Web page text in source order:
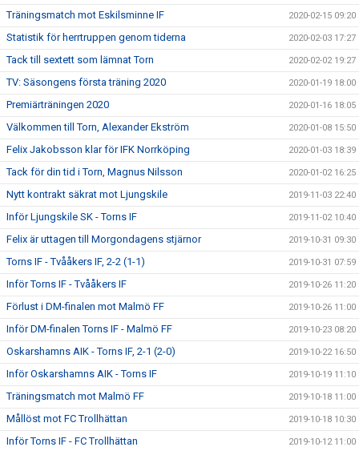
Träningsmatch mot Eskilsminne IF 2020-02-15 09:20
Statistik för herrtruppen genom tiderna 2020-02-03 17:27
Tack till sextett som lämnat Torn 2020-02-02 19:27
TV: Säsongens första träning 2020 2020-01-19 18:00
Premiärträningen 2020 2020-01-16 18:05
Välkommen till Torn, Alexander Ekström 2020-01-08 15:50
Felix Jakobsson klar för IFK Norrköping 2020-01-03 18:39
Tack för din tid i Torn, Magnus Nilsson 2020-01-02 16:25
Nytt kontrakt säkrat mot Ljungskile 2019-11-03 22:40
Inför Ljungskile SK - Torns IF 2019-11-02 10:40
Felix är uttagen till Morgondagens stjärnor 2019-10-31 09:30
Torns IF - Tvååkers IF, 2-2 (1-1) 2019-10-31 07:59
Inför Torns IF - Tvååkers IF 2019-10-26 11:20
Förlust i DM-finalen mot Malmö FF 2019-10-26 11:00
Inför DM-finalen Torns IF - Malmö FF 2019-10-23 08:20
Oskarshamns AIK - Torns IF, 2-1 (2-0) 2019-10-22 16:50
Inför Oskarshamns AIK - Torns IF 2019-10-19 11:10
Träningsmatch mot Malmö FF 2019-10-18 11:00
Mållöst mot FC Trollhättan 2019-10-18 10:30
Inför Torns IF - FC Trollhättan 2019-10-12 11:00